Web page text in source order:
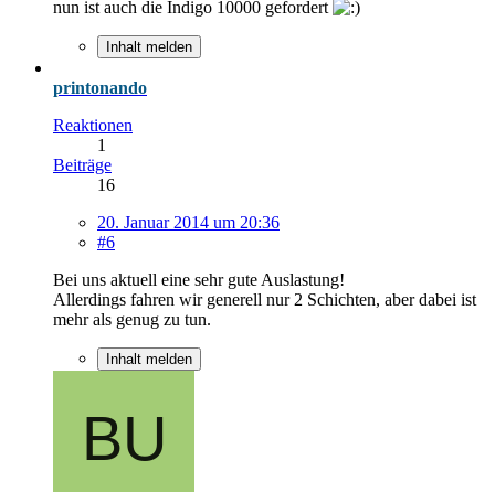
nun ist auch die Indigo 10000 gefordert
Inhalt melden
printonando
Reaktionen
1
Beiträge
16
20. Januar 2014 um 20:36
#6
Bei uns aktuell eine sehr gute Auslastung!
Allerdings fahren wir generell nur 2 Schichten, aber dabei ist
mehr als genug zu tun.
Inhalt melden